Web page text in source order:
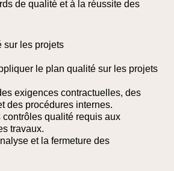
de qualité et à la réussite des
sur les projets
le plan qualité sur les projets
exigences contractuelles, des
des procédures internes.
contrôles qualité requis aux
travaux.
et la fermeture des